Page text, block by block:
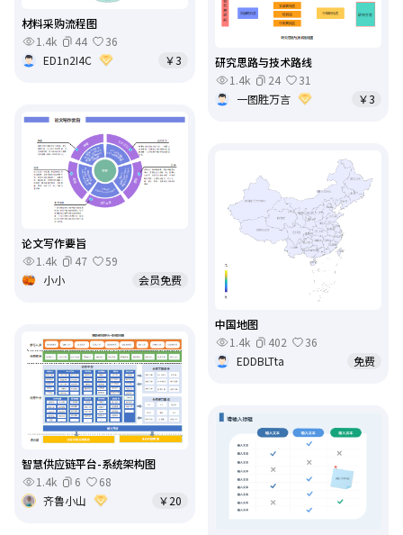
材料采购流程图
1.4k
44
36
ED1n2I4C
￥3
研究思路与技术路线
1.4k
24
31
一图胜万言
￥3
论文写作要旨
1.4k
47
59
小小
会员免费
中国地图
1.4k
402
36
EDDBLTta
免费
智慧供应链平台-系统架构图
1.4k
6
68
齐鲁小山
￥20